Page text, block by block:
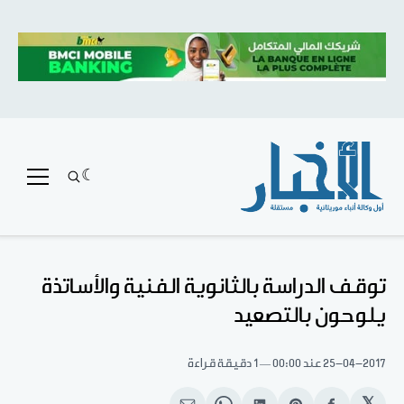
توقف الدراسة بالثانوية الفنية والأساتذة
يلوحون بالتصعيد
25-04-2017عند 00:00 1 دقيقة قراءة